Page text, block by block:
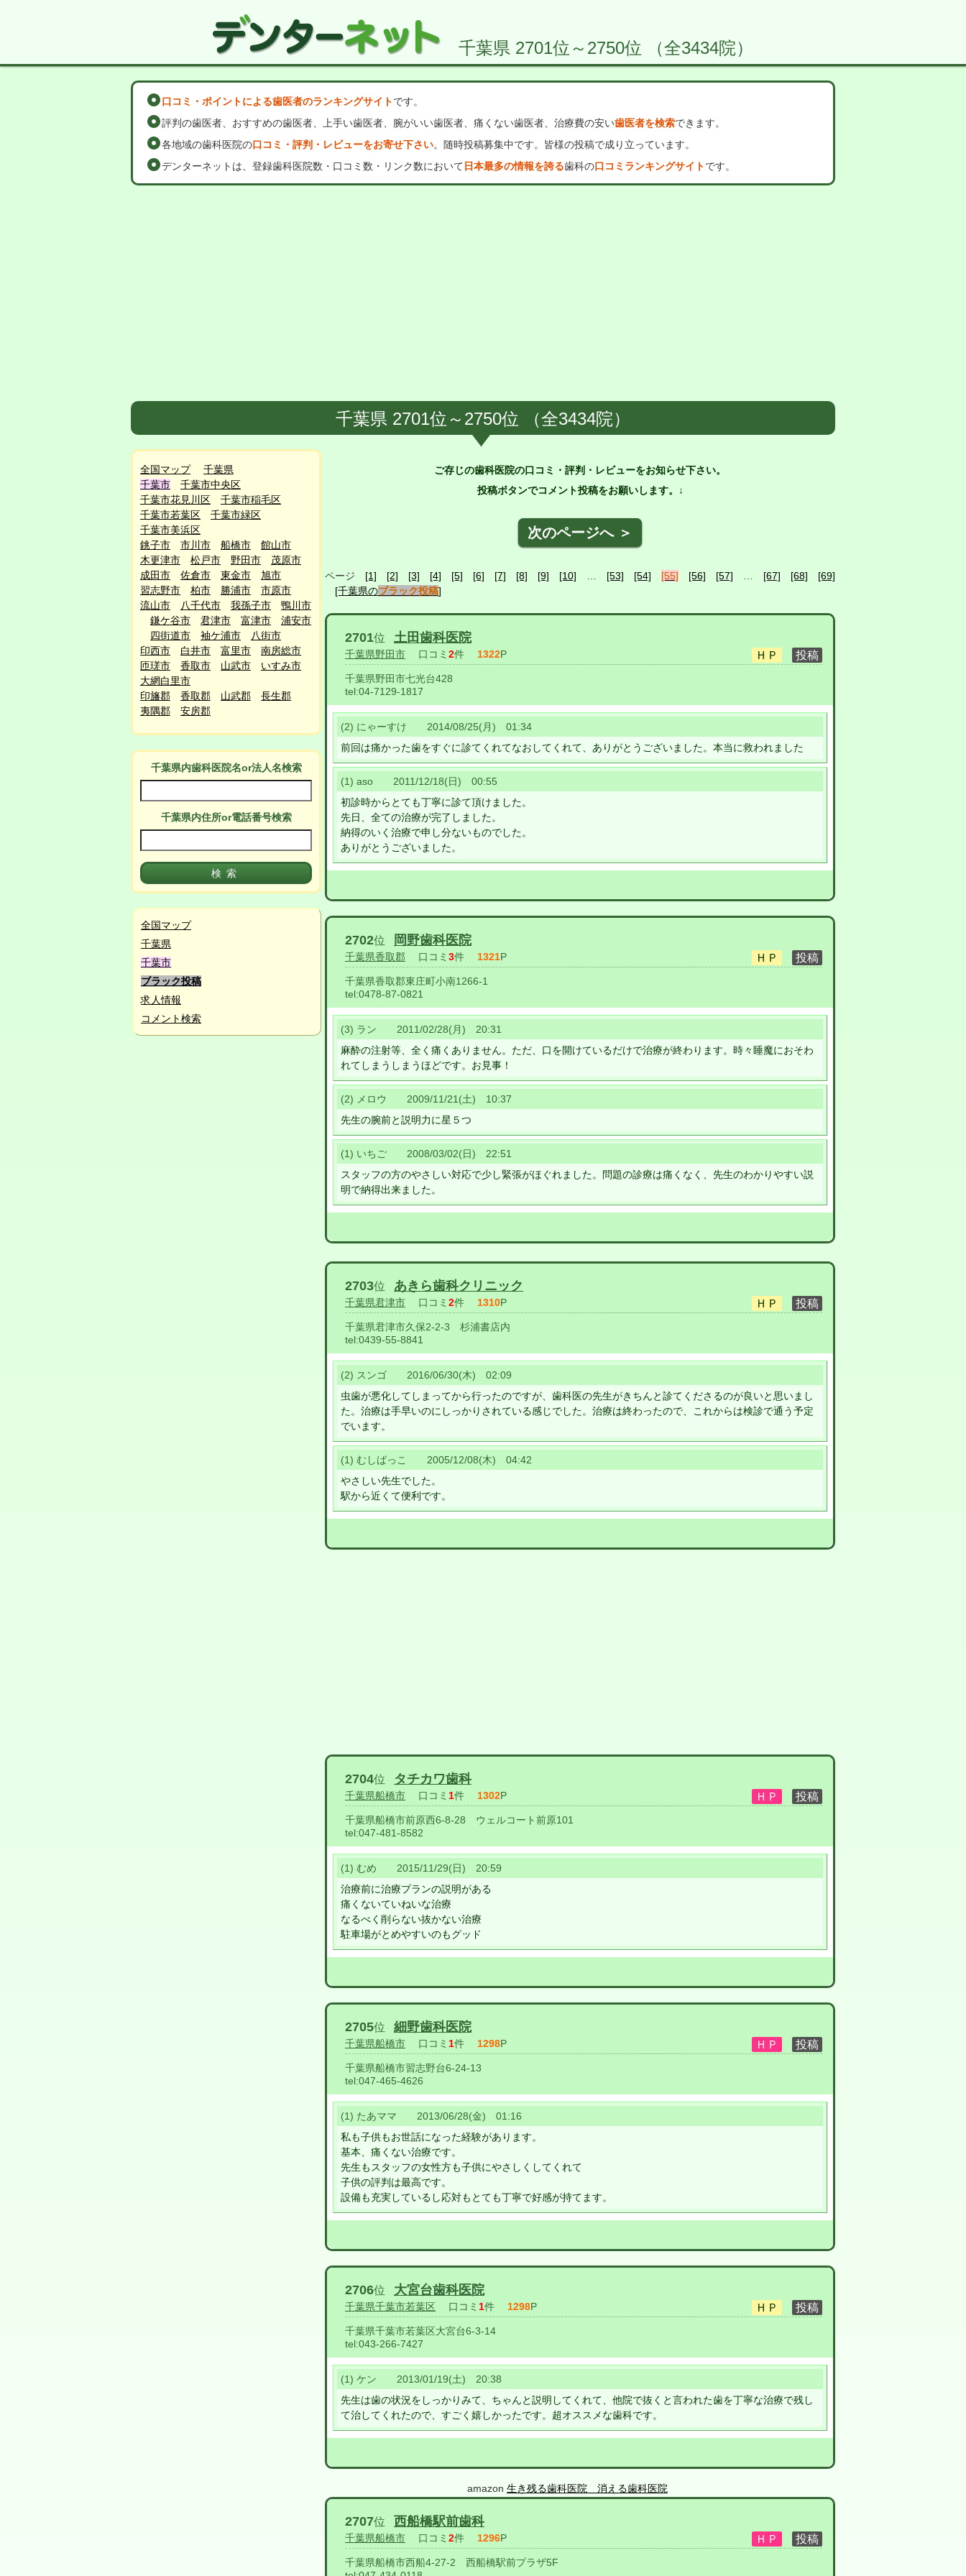
千葉県 2701位～2750位 （全3434院）
口コミ・ポイントによる歯医者のランキングサイトです。
評判の歯医者、おすすめの歯医者、上手い歯医者、腕がいい歯医者、痛くない歯医者、治療費の安い歯医者を検索できます。
各地域の歯科医院の口コミ・評判・レビューをお寄せ下さい。随時投稿募集中です。皆様の投稿で成り立っています。
デンターネットは、登録歯科医院数・口コミ数・リンク数において 日本最多の情報を誇る歯科の口コミランキングサイトです。
千葉県 2701位～2750位 （全3434院）
全国マップ
千葉県
千葉市
千葉市中央区
千葉市花見川区
千葉市稲毛区
千葉市若葉区
千葉市緑区
千葉市美浜区
銚子市
市川市 船橋市
館山市
木更津市
松戸市 野田市
茂原市
成田市
佐倉市 東金市
旭市
習志野市
柏市 勝浦市
市原市
流山市
八千代市 我孫子市
鴨川市
鎌ケ谷市
君津市 富津市
浦安市
四街道市
袖ケ浦市
八街市
印西市
白井市 富里市
南房総市
匝瑳市
香取市 山武市
いすみ市
大網白里市
印旛郡
香取郡 山武郡
長生郡
夷隅郡
安房郡
千葉県内歯科医院名or法人名検索
千葉県内住所or電話番号検索
全国マップ
千葉県
千葉市
ブラック投稿
求人情報
コメント検索
ご存じの歯科医院の口コミ・評判・レビューをお知らせ下さい。
投稿ボタンでコメント投稿をお願いします。↓
次のページへ ＞
ページ [1] [2] [3] [4] [5] [6] [7] [8] [9] [10] [53] [54] [55] [56] [57] [67] [68]
[69]
[千葉県のブラック投稿]
2701位 土田歯科医院
千葉県野田市 口コミ 2件 1322P
千葉県野田市七光台428
tel:04-7129-1817
(2) にゃーすけ 2014/08/25(月) 01:34
前回は痛かった歯をすぐに診てくれてなおしてくれて、ありがとうございました。本当に救われました
(1) aso 2011/12/18(日) 00:55
初診時からとても丁寧に診て頂けました。
先日、全ての治療が完了しました。
納得のいく治療で申し分ないものでした。
ありがとうございました。
2702位 岡野歯科医院
千葉県香取郡 口コミ 3件 1321P
千葉県香取郡東庄町小南1266-1
tel:0478-87-0821
(3) ラン 2011/02/28(月) 20:31
麻酔の注射等、全く痛くありません。ただ、口を開けているだけで治療が終わります。時々睡魔におそわ
れてしまうしまうほどです。お見事！
(2) メロウ 2009/11/21(土) 10:37
先生の腕前と説明力に星５つ
(1) いちご 2008/03/02(日) 22:51
スタッフの方のやさしい対応で少し緊張がほぐれました。問題の診療は痛くなく、先生のわかりやすい説
明で納得出来ました。
2703位 あきら歯科クリニック
千葉県君津市 口コミ 2件 1310P
千葉県君津市久保2-2-3 杉浦書店内
tel:0439-55-8841
(2) スンゴ 2016/06/30(木) 02:09
虫歯が悪化してしまってから行ったのですが、歯科医の先生がきちんと診てくださるのが良いと思いまし
た。治療は手早いのにしっかりされている感じでした。治療は終わったので、これからは検診で通う予定
でいます。
(1) むしばっこ 2005/12/08(木) 04:42
やさしい先生でした。
駅から近くて便利です。
2704位 タチカワ歯科
千葉県船橋市 口コミ 1件 1302P
千葉県船橋市前原西6-8-28 ウェルコート前原101
tel:047-481-8582
(1) むめ 2015/11/29(日) 20:59
治療前に治療プランの説明がある
痛くないていねいな治療
なるべく削らない抜かない治療
駐車場がとめやすいのもグッド
2705位 細野歯科医院
千葉県船橋市 口コミ 1件 1298P
千葉県船橋市習志野台6-24-13
tel:047-465-4626
(1) たあママ 2013/06/28(金) 01:16
私も子供もお世話になった経験があります。
基本、痛くない治療です。
先生もスタッフの女性方も子供にやさしくしてくれて
子供の評判は最高です。
設備も充実しているし応対もとても丁寧で好感が持てます。
2706位 大宮台歯科医院
千葉県千葉市若葉区 口コミ 1件 1298P
千葉県千葉市若葉区大宮台6-3-14
tel:043-266-7427
(1) ケン 2013/01/19(土) 20:38
先生は歯の状況をしっかりみて、ちゃんと説明してくれて、他院で抜くと言われた歯を丁寧な治療で残し
て治してくれたので、すごく嬉しかったです。超オススメな歯科です。
amazon 生き残る歯科医院 消える歯科医院
2707位 西船橋駅前歯科
千葉県船橋市 口コミ 2件 1296P
千葉県船橋市西船4-27-2 西船橋駅前プラザ5F